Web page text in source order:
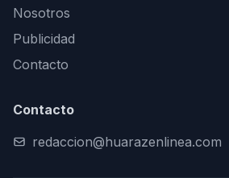
Nosotros
Publicidad
Contacto
Contacto
redaccion@huarazenlinea.com